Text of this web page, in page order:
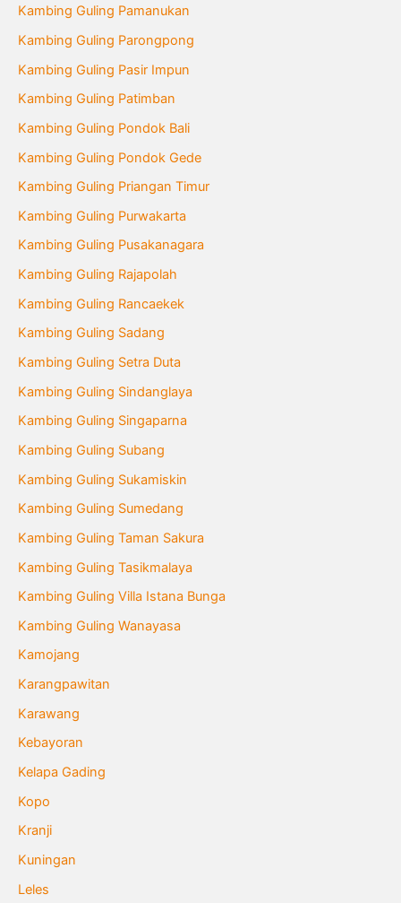
Kambing Guling Pamanukan
Kambing Guling Parongpong
Kambing Guling Pasir Impun
Kambing Guling Patimban
Kambing Guling Pondok Bali
Kambing Guling Pondok Gede
Kambing Guling Priangan Timur
Kambing Guling Purwakarta
Kambing Guling Pusakanagara
Kambing Guling Rajapolah
Kambing Guling Rancaekek
Kambing Guling Sadang
Kambing Guling Setra Duta
Kambing Guling Sindanglaya
Kambing Guling Singaparna
Kambing Guling Subang
Kambing Guling Sukamiskin
Kambing Guling Sumedang
Kambing Guling Taman Sakura
Kambing Guling Tasikmalaya
Kambing Guling Villa Istana Bunga
Kambing Guling Wanayasa
Kamojang
Karangpawitan
Karawang
Kebayoran
Kelapa Gading
Kopo
Kranji
Kuningan
Leles